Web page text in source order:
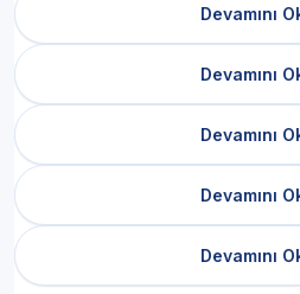
Devamını
Devamını
Devamını
Devamını
Devamını